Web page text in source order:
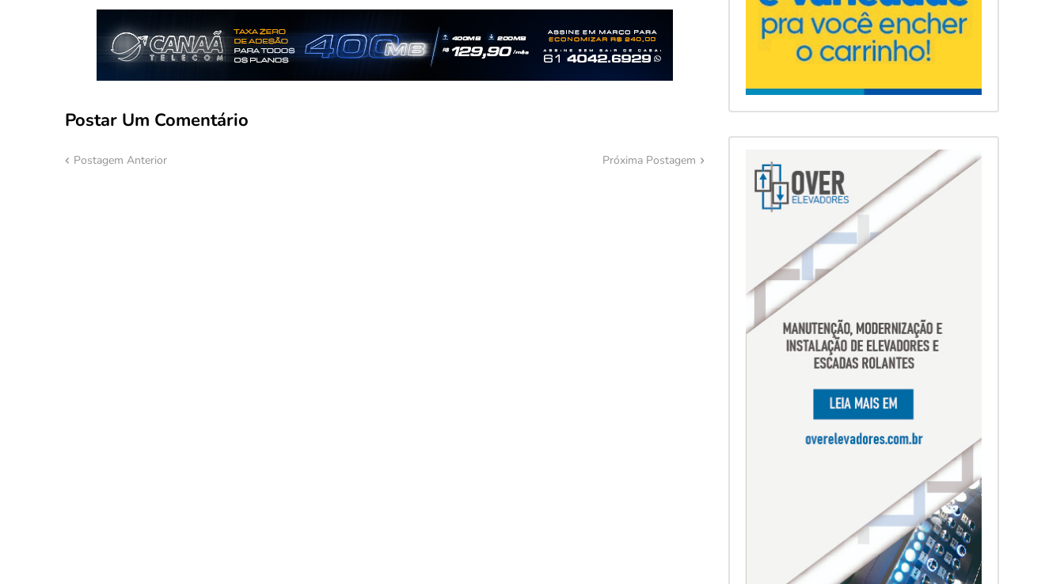
Postar Um Comentário
Postagem Anterior Próxima Postagem